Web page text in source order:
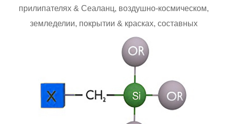
прилипателях & Сеаланц, воздушно-космическом,
земледелии, покрытии & красках, составных